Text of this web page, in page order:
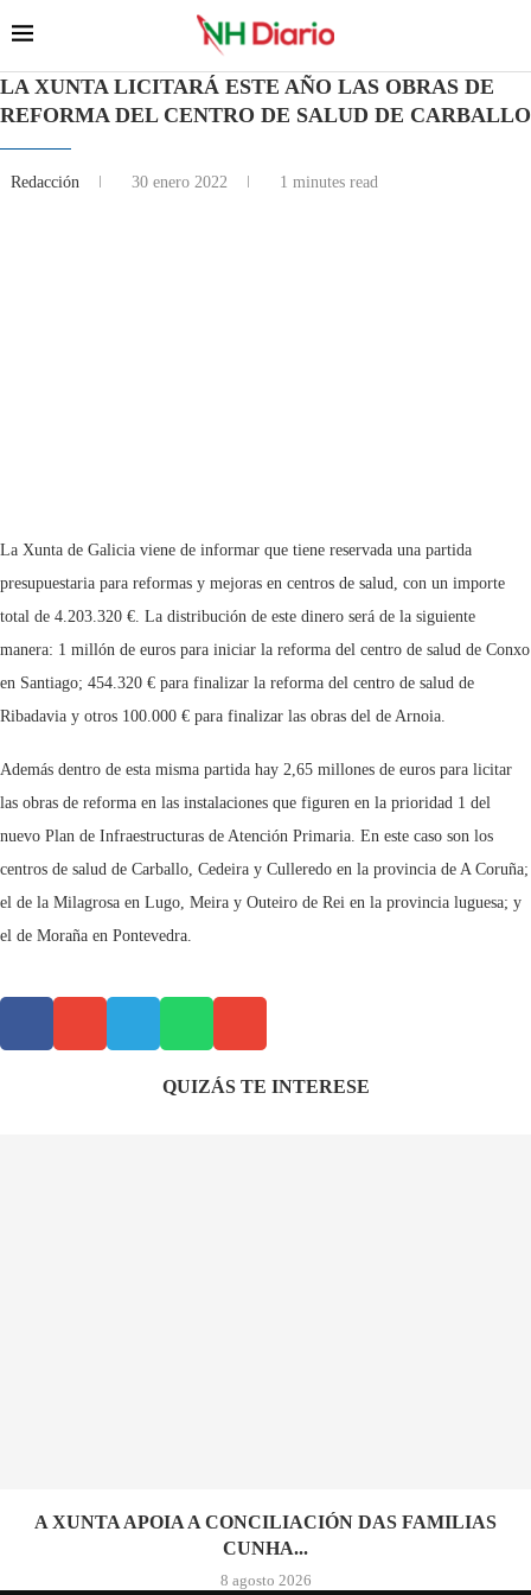
LA XUNTA LICITARÁ ESTE AÑO LAS OBRAS DE
REFORMA DEL CENTRO DE SALUD DE CARBALLO
Redacción 30 enero 2022 1 minutes read
La Xunta de Galicia viene de informar que tiene reservada una partida
presupuestaria para reformas y mejoras en centros de salud, con un importe
total de 4.203.320 €. La distribución de este dinero será de la siguiente
manera: 1 millón de euros para iniciar la reforma del centro de salud de Conxo
en Santiago; 454.320 € para finalizar la reforma del centro de salud de
Ribadavia y otros 100.000 € para finalizar las obras del de Arnoia.
Además dentro de esta misma partida hay 2,65 millones de euros para licitar
las obras de reforma en las instalaciones que figuren en la prioridad 1 del
nuevo Plan de Infraestructuras de Atención Primaria. En este caso son los
centros de salud de Carballo, Cedeira y Culleredo en la provincia de A Coruña;
el de la Milagrosa en Lugo, Meira y Outeiro de Rei en la provincia luguesa; y
el de Moraña en Pontevedra.
QUIZÁS TE INTERESE
A XUNTA APOIA A CONCILIACIÓN DAS FAMILIAS
CUNHA...
8 agosto 2026